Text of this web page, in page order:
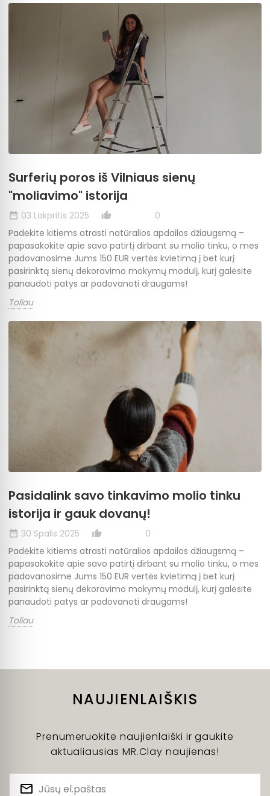
Surferių poros iš Vilniaus sienų
"moliavimo" istorija
date_range 03 Lakpritis 2025 thumb_up_alt
0
Padėkite kitiems atrasti natūralios apdailos džiaugsmą –
papasakokite apie savo patirtį dirbant su molio tinku, o mes
padovanosime Jums 150 EUR vertės kvietimą į bet kurį
pasirinktą sienų dekoravimo mokymų modulį, kurį galėsite
panaudoti patys ar padovanoti draugams!
Toliau
Pasidalink savo tinkavimo molio tinku
istorija ir gauk dovanų!
date_range 30 Spalis 2025 thumb_up_alt
0
Padėkite kitiems atrasti natūralios apdailos džiaugsmą –
papasakokite apie savo patirtį dirbant su molio tinku, o mes
padovanosime Jums 150 EUR vertės kvietimą į bet kurį
pasirinktą sienų dekoravimo mokymų modulį, kurį galėsite
panaudoti patys ar padovanoti draugams!
Toliau
NAUJIENLAIŠKIS
Prenumeruokite naujienlaiški ir gaukite
aktualiausias MR.Clay naujienas!